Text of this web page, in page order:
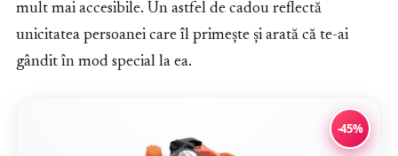
mult mai accesibile. Un astfel de cadou reflectă
unicitatea persoanei care îl primește și arată că te-ai
gândit în mod special la ea.
-45%